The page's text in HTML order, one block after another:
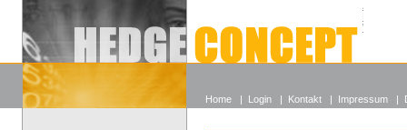
Alle
Wieso
Home | Login | Kontakt | Impressum |